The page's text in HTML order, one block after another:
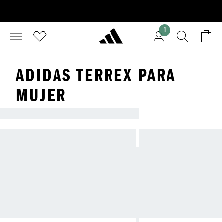
1
ADIDAS TERREX PARA
MUJER